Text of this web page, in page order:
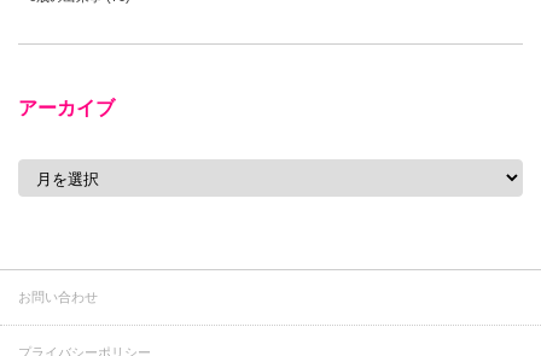
アーカイブ
ア
お問い合わせ
プライバシーポリシー